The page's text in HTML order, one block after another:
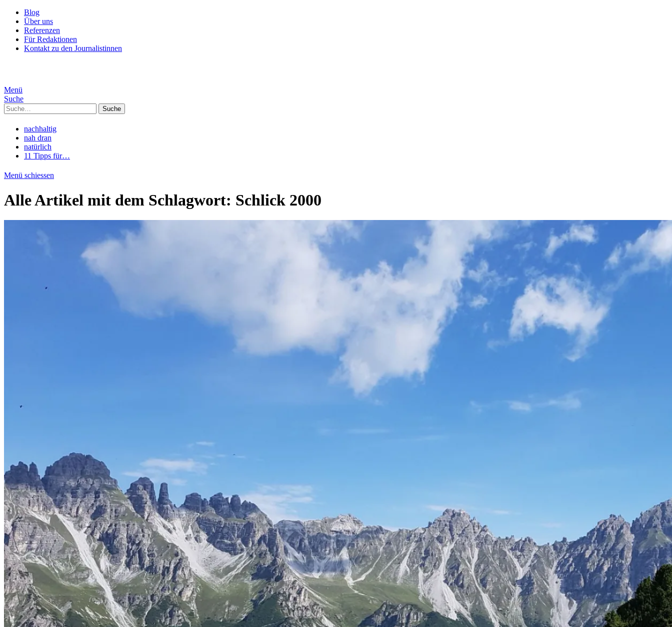
Blog
Über uns
Referenzen
Für Redaktionen
Kontakt zu den Journalistinnen
Menü
Suche
Suche
nachhaltig
nah dran
natürlich
11 Tipps für…
Menü schiessen
Alle Artikel mit dem Schlagwort: Schlick 2000